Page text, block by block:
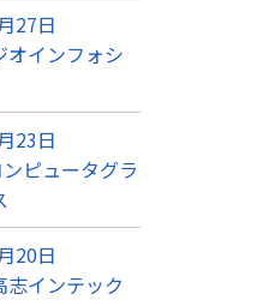
27日
オインフォシ
23日
ピュータグラ
20日
志インテック